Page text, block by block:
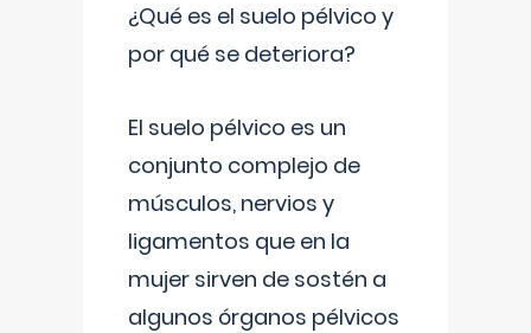
¿Qué es el suelo pélvico y
por qué se deteriora?
El suelo pélvico es un
conjunto complejo de
músculos, nervios y
ligamentos que en la
mujer sirven de sostén a
algunos órganos pélvicos